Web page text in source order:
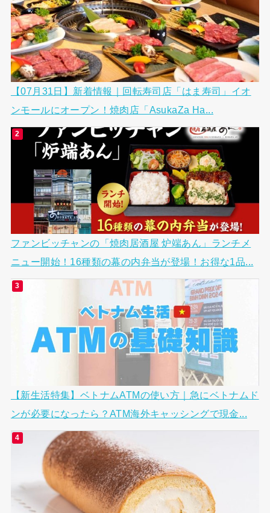
【07月31日】新着情報｜回転寿司店「はま寿司」イオ
ンモールにオープン！焼肉店「AsukaZa Ha...
ファンビッチャンの「焼肉居酒屋 炉端あん」ランチメ
ニュー開始！16種類の幕の内弁当が登場！お得な1品...
【新生活特集】ベトナムATMの使い方｜急にベトナムド
ンが必要になったら？ATM海外キャッシングで現金...